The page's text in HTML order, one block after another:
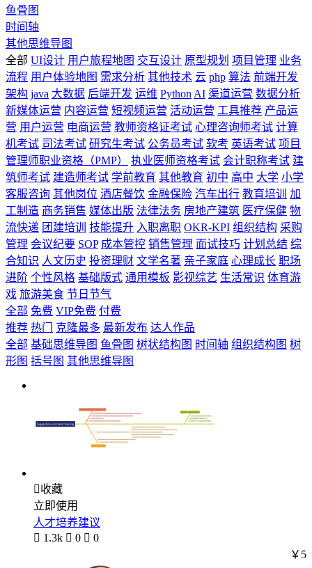
鱼骨图
时间轴
其他思维导图
全部 UI设计 用户旅程地图 交互设计 原型规划 项目管理 业务
流程 用户体验地图 需求分析 其他技术 云 php 算法 前端开发
架构 java 大数据 后端开发 运维 Python AI 渠道运营 数据分析
新媒体运营 内容运营 短视频运营 活动运营 工具推荐 产品运
营 用户运营 电商运营 教师资格证考试 心理咨询师考试 计算
机考试 司法考试 研究生考试 公务员考试 软考 英语考试 项目
管理师职业资格（PMP）
执业医师资格考试 会计职称考试 建
筑师考试 建造师考试 学前教育 其他教育 初中 高中 大学 小学
客服咨询 其他岗位 酒店餐饮 金融保险 汽车出行 教育培训
加
工制造 商务销售 媒体出版 法律法务 房地产建筑 医疗保健 物
流快递 团建培训 技能提升 入职离职 OKR-KPI 组织结构 采购
管理 会议纪要 SOP 成本管控 销售管理 面试技巧 计划总结 综
合知识 人文历史 投资理财 文学名著 亲子家庭 心理成长 职场
进阶 个性风格 基础版式 通用模板 影视综艺 生活常识 体育游
戏 旅游美食 节日节气
全部 免费 VIP免费 付费
推荐 热门 克隆最多 最新发布 达人作品
全部 基础思维导图 鱼骨图 树状结构图 时间轴 组织结构图 树
形图 括号图 其他思维导图
收藏
立即使用
人才培养建议
 1.3k  0  0
￥5